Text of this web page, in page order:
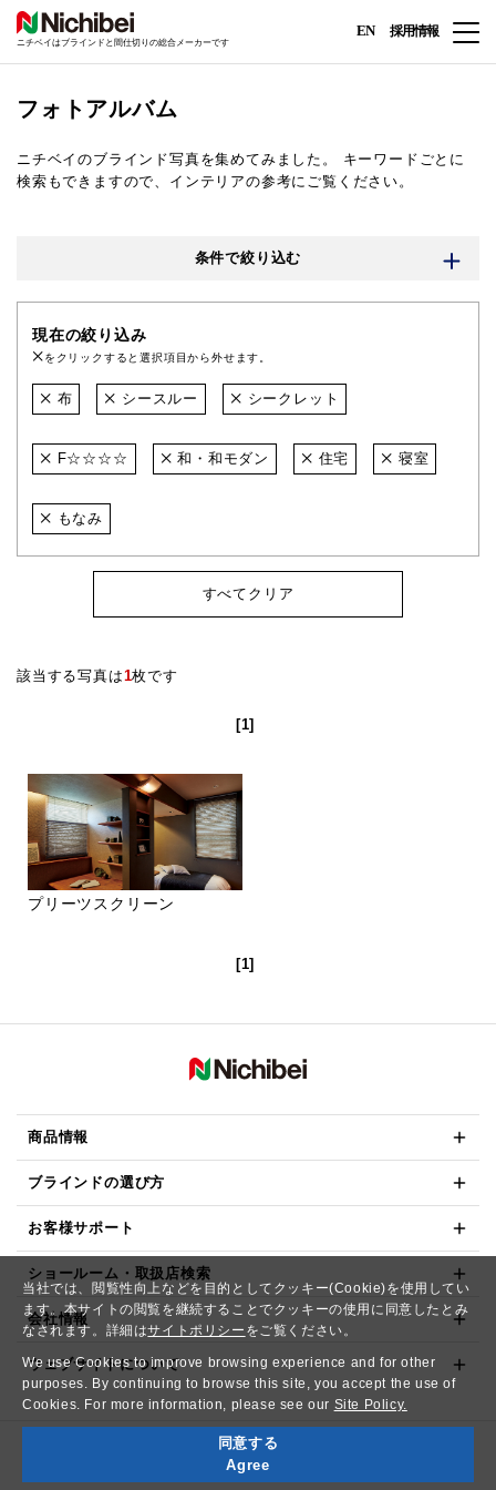
当社では、閲覧性向上などを目的としてクッキー(Cookie)を使用してい
ます。本サイトの閲覧を継続することでクッキーの使用に同意したとみ
なされます。詳細はサイトポリシー をご覧ください。
We use Cookies to improve browsing experience and for other
purposes. By continuing to browse this site, you accept the use of
Cookies. For more information, please see our Site Policy.
同意する
Agree
ニチベイはブラインドと間仕切りの総合メーカーです
EN 採用情報
フォトアルバム
ニチベイのブラインド写真を集めてみました。
キーワードごとに
検索もできますので、インテリアの参考にご覧ください。
条件で絞り込む
現在の絞り込み
をクリックすると選択項目から外せます。
布 シースルー シークレット
F☆☆☆☆ 和・和モダン 住宅 寝室
もなみ
すべてクリア
該当する写真は1枚です
[1]
プリーツスクリーン
[1]
商品情報
ブラインドの選び方
お客様サポート
ショールーム・取扱店検索
会社情報
ウェブサイトについて
Copyright© NICHIBEI CO.,LTD. All Rights Reserved.